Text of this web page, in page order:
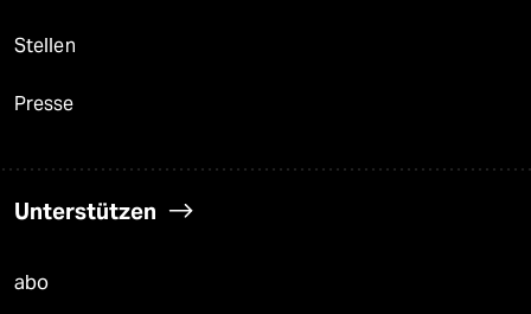
Stellen
Presse
Unterstützen
abo